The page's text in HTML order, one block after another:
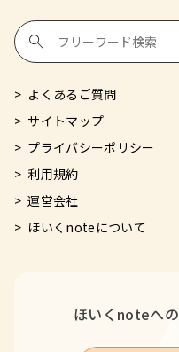
よくあるご質問
サイトマップ
プライバシーポリシー
利用規約
運営会社
ほいくnoteについて
ほいくnoteへの